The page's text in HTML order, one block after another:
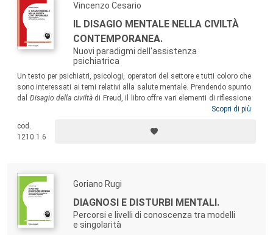
Vincenzo Cesario
IL DISAGIO MENTALE NELLA CIVILTÀ
CONTEMPORANEA.
Nuovi paradigmi dell'assistenza
psichiatrica
Un testo per psichiatri, psicologi, operatori del settore e tutti coloro che
sono interessati ai temi relativi alla salute mentale. Prendendo spunto
dal Disagio della civiltàdi Freud, il libro offre vari elementi di riflessione
sui principali aspetti di criticità che caratterizzano il mondo
mentale che si incontrano nel lavoro quotidiano all’interno dei servizi
di assistenza psichiatrica.
Scopri di più
cod.
1210.1.6
Goriano Rugi
DIAGNOSI E DISTURBI MENTALI.
Percorsi e livelli di conoscenza tra modelli
e singolarità